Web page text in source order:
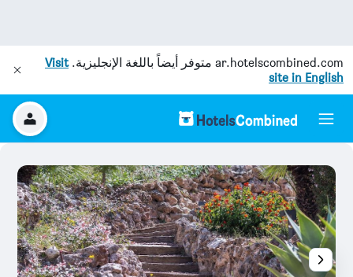
ar.hotelscombined.com متوفر أيضاً باللغة الإنجليزية.Visit
site in English